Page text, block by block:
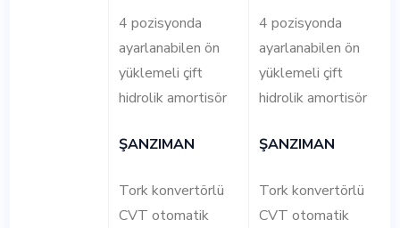
4 pozisyonda
ayarlanabilen ön
yüklemeli çift
hidrolik amortisör
ŞANZIMAN
Tork konvertörlü
CVT otomatik
4 pozisyonda
ayarlanabilen ön
yüklemeli çift
hidrolik amortisör
ŞANZIMAN
Tork konvertörlü
CVT otomatik